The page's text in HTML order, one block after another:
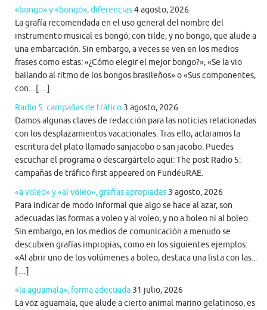
«bongo» y «bongó», diferencias4 agosto, 2026
La grafía recomendada en el uso general del nombre del
instrumento musical es bongó, con tilde, y no bongo, que alude a
una embarcación. Sin embargo, a veces se ven en los medios
frases como estas: «¿Cómo elegir el mejor bongo?», «Se la vio
bailando al ritmo de los bongos brasileños» o «Sus componentes,
con... […]
Radio 5: campañas de tráfico 3 agosto, 2026
Damos algunas claves de redacción para las noticias relacionadas
con los desplazamientos vacacionales. Tras ello, aclaramos la
escritura del plato llamado sanjacobo o san jacobo. Puedes
escuchar el programa o descargártelo aquí: The post Radio 5:
campañas de tráfico first appeared on FundéuRAE.
«a voleo» y «al voleo», grafías apropiadas 3 agosto, 2026
Para indicar de modo informal que algo se hace al azar, son
adecuadas las formas a voleo y al voleo, y no a boleo ni al boleo.
Sin embargo, en los medios de comunicación a menudo se
descubren grafías impropias, como en los siguientes ejemplos:
«Al abrir uno de los volúmenes a boleo, destaca una lista con las...
[…]
«la aguamala», forma adecuada 31 julio, 2026
La voz aguamala, que alude a cierto animal marino gelatinoso, es